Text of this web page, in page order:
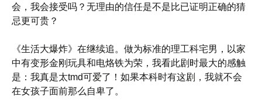
会，我会接受吗？无理由的信任是不是比已证明正确的猜
忌更可贵？
《生活大爆炸》在继续追。做为标准的理工科宅男，以家
中有变形金刚玩具和电烙铁为荣，我看此剧时最大的感触
是：我真是太tmd可爱了！如果本科时有这剧，我就不会
在女孩子面前那么自卑了。